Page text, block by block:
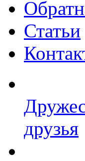
Статьи
друзья